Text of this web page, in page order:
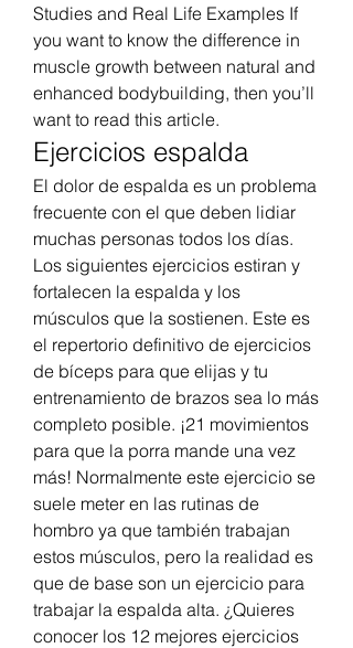
Studies and Real Life Examples If
you want to know the difference in
muscle growth between natural and
enhanced bodybuilding, then you’ll
want to read this article.
Ejercicios espalda
El dolor de espalda es un problema
frecuente con el que deben lidiar
muchas personas todos los días.
Los siguientes ejercicios estiran y
fortalecen la espalda y los
músculos que la sostienen. Este es
el repertorio definitivo de ejercicios
de bíceps para que elijas y tu
entrenamiento de brazos sea lo más
completo posible. ¡21 movimientos
para que la porra mande una vez
más! Normalmente este ejercicio se
suele meter en las rutinas de
hombro ya que también trabajan
estos músculos, pero la realidad es
que de base son un ejercicio para
trabajar la espalda alta. ¿Quieres
conocer los 12 mejores ejercicios